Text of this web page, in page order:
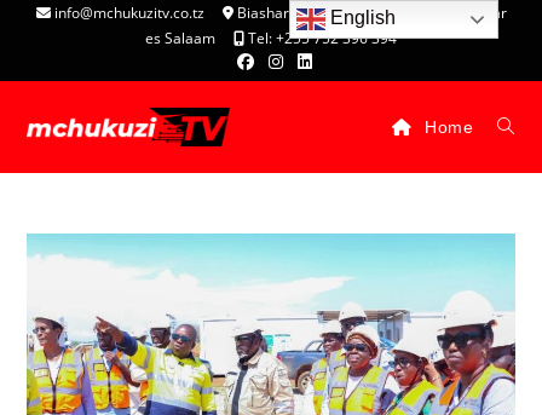
info@mchukuzitv.co.tz
Biashara Complex - P.O. Box 25074, Dar
es Salaam
Tel: +255 752 396 394
Home
English